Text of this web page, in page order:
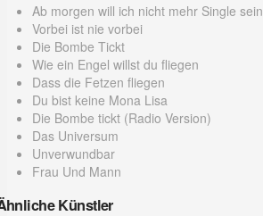
Ab morgen will ich nicht mehr Single sein
Vorbei ist nie vorbei
Die Bombe Tickt
Wie ein Engel willst du fliegen
Dass die Fetzen fliegen
Du bist keine Mona Lisa
Die Bombe tickt (Radio Version)
Das Universum
Unverwundbar
Frau Und Mann
Künstler